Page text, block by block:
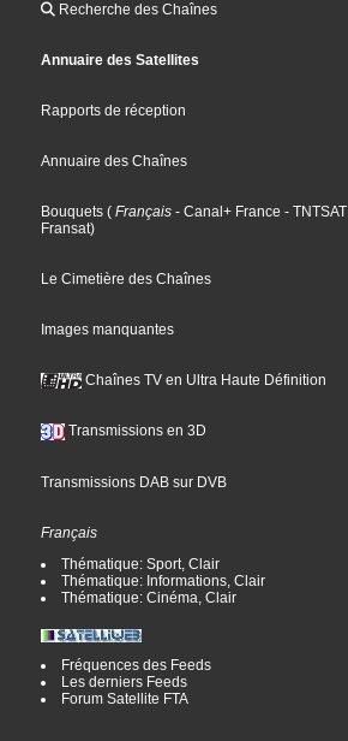
Recherche des Chaînes
Annuaire des Satellites
Rapports de réception
Annuaire des Chaînes
Bouquets ( Français - Canal+ France - TNTSAT
Fransat)
Le Cimetière des Chaînes
Images manquantes
Chaînes TV en Ultra Haute Définition
Transmissions en 3D
Transmissions DAB sur DVB
Français
Thématique: Sport, Clair
Thématique: Informations, Clair
Thématique: Cinéma, Clair
Fréquences des Feeds
Les derniers Feeds
Forum Satellite FTA